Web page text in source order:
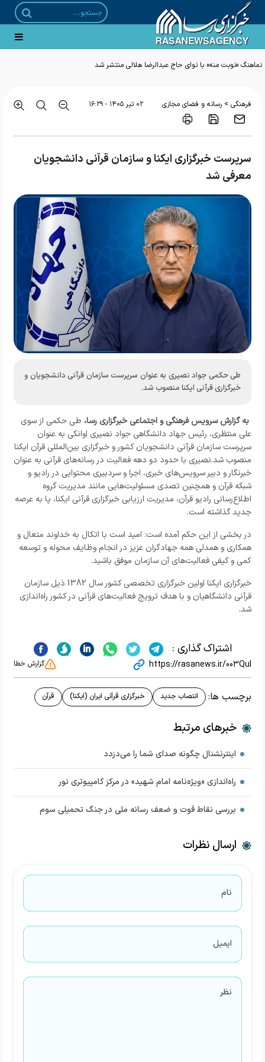
نماهنگ «نوبت منه» با نوای حاج عبدالرضا هلالی منتشر شد
فرهنگی > رسانه و فضای مجازی ۰۲ تير ۱۴۰۵ - ۱۶:۲۹
سرپرست خبرگزاری ایکنا و سازمان قرآنی دانشجویان
معرفی شد
طی حکمی جواد نصیری به عنوان سرپرست سازمان قرآنی دانشجویان و
خبرگزاری قرآنی ایکنا منصوب شد.
به گزارشسرویس فرهنگی و اجتماعی خبرگزاری رسا، طی حکمی از سوی
علی منتظری، رئیس جهاد دانشگاهی جواد نصیری اوانکی به عنوان
سرپرست سازمان قرآنی دانشجویان کشور و خبرگزاری بین‌المللی قرآن ایکنا
منصوب شد.نصیری با حدود دو دهه فعالیت در رسانه‌های قرآنی به عنوان
خبرنگار و دبیر سرویس‌های خبری، اجرا و سردبیری محتوایی در رادیو و
شبکه قرآن و همچنین تصدی مسئولیت‌هایی مانند مدیریت گروه
اطلاع‌رسانی رادیو قرآن، مدیریت ارزیابی خبرگزاری قرآنی ایکنا، پا به عرصه
جدید گذاشته است.
در بخشی از این حکم آمده است: امید است با اتکال به خداوند متعال و
همکاری و همدلی همه جهادگران عزیز در انجام وظایف محوله و توسعه
کمی و کیفی فعالیت‌های آن سازمان موفق باشید.
خبرگزاری ایکنا اولین خبرگزاری تخصصی کشور سال 1382 ذیل سازمان
قرآنی دانشگاهیان و با هدف ترویج فعالیت‌های قرآنی در کشور راه‌اندازی
شد.
اشتراک گذاری :
https://rasanews.ir/003Qul گزارش خطا
برچسب ها: انتصاب جدید خبرگزاری قرآنی ایران (ایکنا) قرآن
خبرهای مرتبط
اینترنشنال چگونه صدای شما را می‌دزدد
راه‌اندازی «ویژه‌نامه امام شهید» در مرکز کامپیوتری نور
بررسی نقاط قوت و ضعف رسانه ملی در جنگ تحمیلی سوم
ارسال نظرات